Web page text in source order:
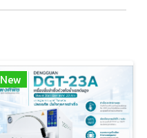
New